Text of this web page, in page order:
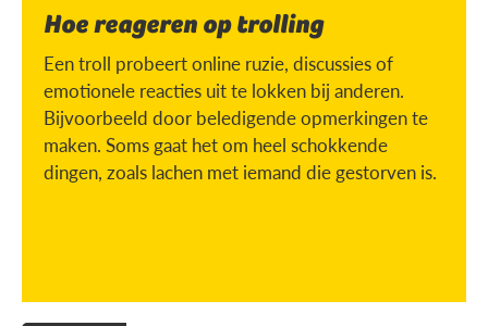
Hoe reageren op trolling
Een troll probeert online ruzie, discussies of
emotionele reacties uit te lokken bij anderen.
Bijvoorbeeld door beledigende opmerkingen te
maken. Soms gaat het om heel schokkende
dingen, zoals lachen met iemand die gestorven is.